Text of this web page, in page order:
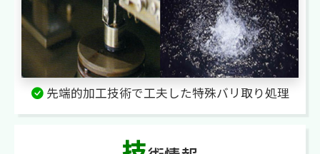
先端的加工技術で工夫した特殊バリ取り処理